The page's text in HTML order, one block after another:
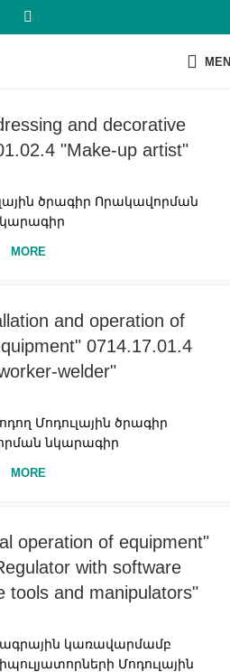
and decorative
"Make-up artist"
ծրագիր Որակավորման
MORE
and operation of
0714.17.01.4
welder"
Մոդուլային ծրագիր
նկարագիր
MORE
operation of equipment"
with software
tools and manipulators"
կառավարմամբ
Մոդուլային